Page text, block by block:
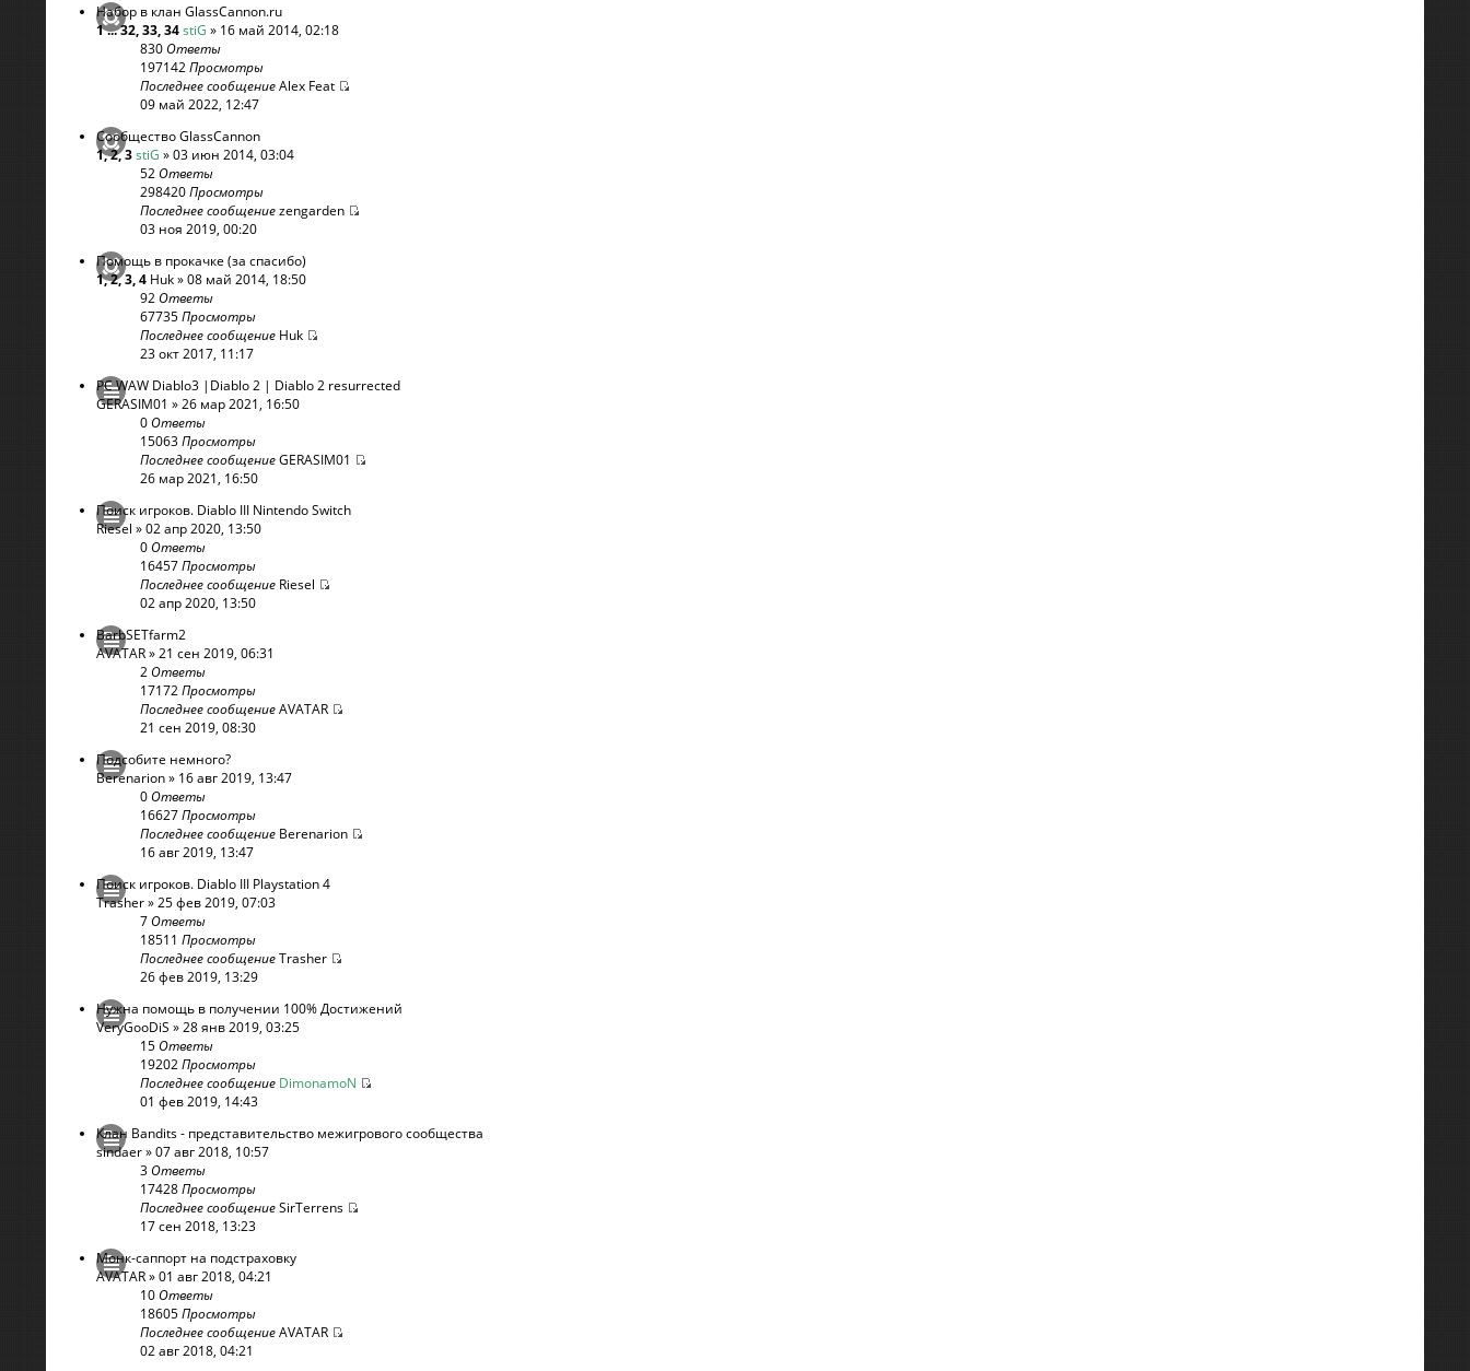
Набор в клан GlassCannon.ru
1...32,33,34stiG » 16 май 2014, 02:18
830Ответы
197142Просмотры
Последнее сообщениеAlex Feat
09 май 2022, 12:47
Сообщество GlassCannon
1,2,3stiG » 03 июн 2014, 03:04
52Ответы
298420Просмотры
Последнее сообщениеzengarden
03 ноя 2019, 00:20
Помощь в прокачке (за спасибо)
1,2,3,4 Huk» 08 май 2014, 18:50
92Ответы
67735Просмотры
Последнее сообщение Huk
23 окт 2017, 11:17
PC WAW Diablo3 |Diablo 2 | Diablo 2 resurrected
GERASIM01 » 26 мар 2021, 16:50
0Ответы
15063Просмотры
Последнее сообщениеGERASIM01
26 мар 2021, 16:50
Поиск игроков. Diablo III Nintendo Switch
Riesel » 02 апр 2020, 13:50
0Ответы
16457Просмотры
Последнее сообщение Riesel
02 апр 2020, 13:50
BarbSETfarm2
AVATAR» 21 сен 2019, 06:31
2Ответы
17172Просмотры
Последнее сообщениеAVATAR
21 сен 2019, 08:30
Подсобите немного?
Berenarion» 16 авг 2019, 13:47
0Ответы
16627Просмотры
Последнее сообщение Berenarion
16 авг 2019, 13:47
Поиск игроков. Diablo III Playstation 4
Trasher» 25 фев 2019, 07:03
7Ответы
18511 Просмотры
Последнее сообщениеTrasher
26 фев 2019, 13:29
Нужна помощь в получении 100% Достижений
VeryGooDiS » 28 янв 2019, 03:25
15Ответы
19202Просмотры
Последнее сообщение DimonamoN
01 фев 2019, 14:43
Клан Bandits - представительство межигрового сообщества
sindaer» 07 авг 2018, 10:57
3Ответы
17428Просмотры
Последнее сообщениеSirTerrens
17 сен 2018, 13:23
Монк-саппорт на подстраховку
AVATAR» 01 авг 2018, 04:21
10Ответы
18605Просмотры
Последнее сообщениеAVATAR
02 авг 2018, 04:21